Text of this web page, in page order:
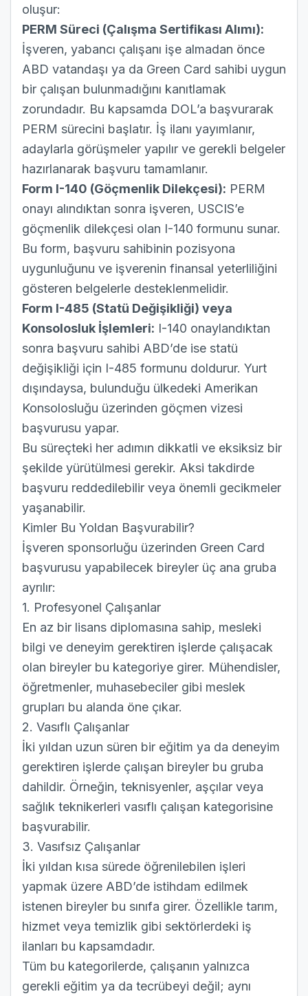
oluşur:
PERM Süreci (Çalışma Sertifikası Alımı):
İşveren, yabancı çalışanı işe almadan önce
ABD vatandaşı ya da Green Card sahibi uygun
bir çalışan bulunmadığını kanıtlamak
zorundadır. Bu kapsamda DOL’a başvurarak
PERM sürecini başlatır. İş ilanı yayımlanır,
adaylarla görüşmeler yapılır ve gerekli belgeler
hazırlanarak başvuru tamamlanır.
Form I-140 (Göçmenlik Dilekçesi): PERM
onayı alındıktan sonra işveren, USCIS’e
göçmenlik dilekçesi olan I-140 formunu sunar.
Bu form, başvuru sahibinin pozisyona
uygunluğunu ve işverenin finansal yeterliliğini
gösteren belgelerle desteklenmelidir.
Form I-485 (Statü Değişikliği) veya
Konsolosluk İşlemleri: I-140 onaylandıktan
sonra başvuru sahibi ABD’de ise statü
değişikliği için I-485 formunu doldurur. Yurt
dışındaysa, bulunduğu ülkedeki Amerikan
Konsolosluğu üzerinden göçmen vizesi
başvurusu yapar.
Bu süreçteki her adımın dikkatli ve eksiksiz bir
şekilde yürütülmesi gerekir. Aksi takdirde
başvuru reddedilebilir veya önemli gecikmeler
yaşanabilir.
Kimler Bu Yoldan Başvurabilir?
İşveren sponsorluğu üzerinden Green Card
başvurusu yapabilecek bireyler üç ana gruba
ayrılır:
1. Profesyonel Çalışanlar
En az bir lisans diplomasına sahip, mesleki
bilgi ve deneyim gerektiren işlerde çalışacak
olan bireyler bu kategoriye girer. Mühendisler,
öğretmenler, muhasebeciler gibi meslek
grupları bu alanda öne çıkar.
2. Vasıflı Çalışanlar
İki yıldan uzun süren bir eğitim ya da deneyim
gerektiren işlerde çalışan bireyler bu gruba
dahildir. Örneğin, teknisyenler, aşçılar veya
sağlık teknikerleri vasıflı çalışan kategorisine
başvurabilir.
3. Vasıfsız Çalışanlar
İki yıldan kısa sürede öğrenilebilen işleri
yapmak üzere ABD’de istihdam edilmek
istenen bireyler bu sınıfa girer. Özellikle tarım,
hizmet veya temizlik gibi sektörlerdeki iş
ilanları bu kapsamdadır.
Tüm bu kategorilerde, çalışanın yalnızca
gerekli eğitim ya da tecrübeyi değil; aynı